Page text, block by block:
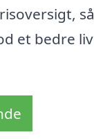
så
et bedre liv